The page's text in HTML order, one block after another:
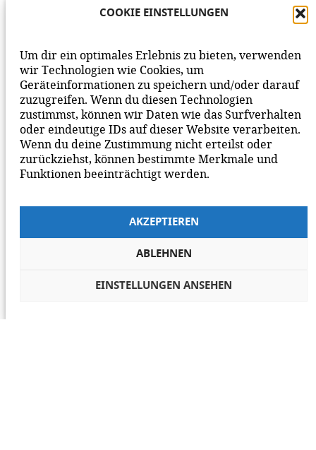
COOKIE EINSTELLUNGEN
Um dir ein optimales Erlebnis zu bieten, verwenden
wir Technologien wie Cookies, um
Geräteinformationen zu speichern und/oder darauf
zuzugreifen. Wenn du diesen Technologien
zustimmst, können wir Daten wie das Surfverhalten
oder eindeutige IDs auf dieser Website verarbeiten.
Wenn du deine Zustimmung nicht erteilst oder
zurückziehst, können bestimmte Merkmale und
Funktionen beeinträchtigt werden.
AKZEPTIEREN
ABLEHNEN
EINSTELLUNGEN ANSEHEN
AKZEPTIERE DIESE.WIR FREUEN UNS ÜBER
MITEINANDER AUF UNSERER SEITE.